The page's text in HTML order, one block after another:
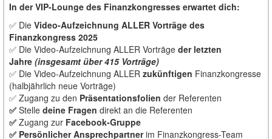
In der VIP-Lounge des Finanzkongresses erwartet dich:
✅ Die Video-Aufzeichnung ALLER Vorträge des
Finanzkongress 2025
✅ Die Video-Aufzeichnung ALLER Vorträge der letzten
Jahre (insgesamt über 415 Vorträge)
✅ Die Video-Aufzeichnung ALLER zukünftigen Finanzkongresse
(halbjährlich neue Vorträge)
✅ Zugang zu den Präsentationsfolien der Referenten
✅ Stelle deine Fragen direkt an die Referenten
✅ Zugang zur Facebook-Gruppe
✅ Persönlicher Ansprechpartnerim Finanzkongress-Team